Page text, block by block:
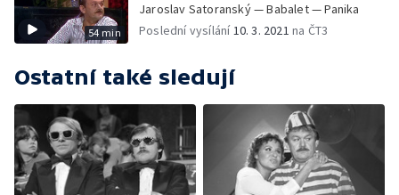
54 min
Jaroslav Satoranský — Babalet — Panika
Poslední vysílání10. 3. 2021 na ČT3
Ostatní také sledují